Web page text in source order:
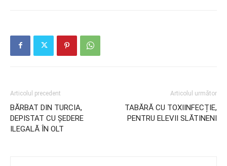
Articolul precedent
BĂRBAT DIN TURCIA,
DEPISTAT CU ȘEDERE
ILEGALĂ ÎN OLT
Articolul următor
TABĂRĂ CU TOXIINFECȚIE,
PENTRU ELEVII SLĂTINENI